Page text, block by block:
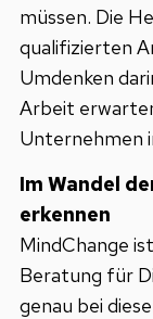
müssen. Die
qualifizierten
Umdenken
Arbeit
Unternehmen
Im Wandel
erkennen
MindChange
Beratung für
genau bei